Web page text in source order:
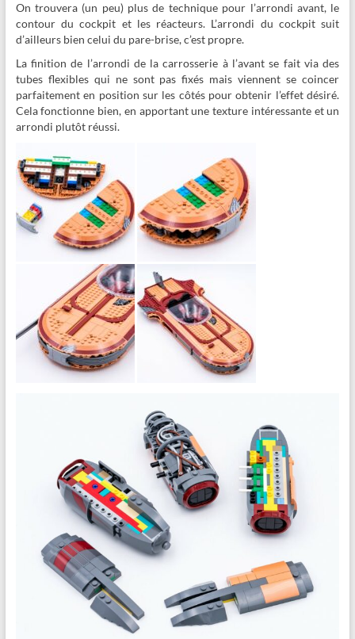
On trouvera (un peu) plus de technique pour l’arrondi avant, le
contour du cockpit et les réacteurs. L’arrondi du cockpit suit
d’ailleurs bien celui du pare-brise, c’est propre.
La finition de l’arrondi de la carrosserie à l’avant se fait via des
tubes flexibles qui ne sont pas fixés mais viennent se coincer
parfaitement en position sur les côtés pour obtenir l’effet désiré.
Cela fonctionne bien, en apportant une texture intéressante et un
arrondi plutôt réussi.